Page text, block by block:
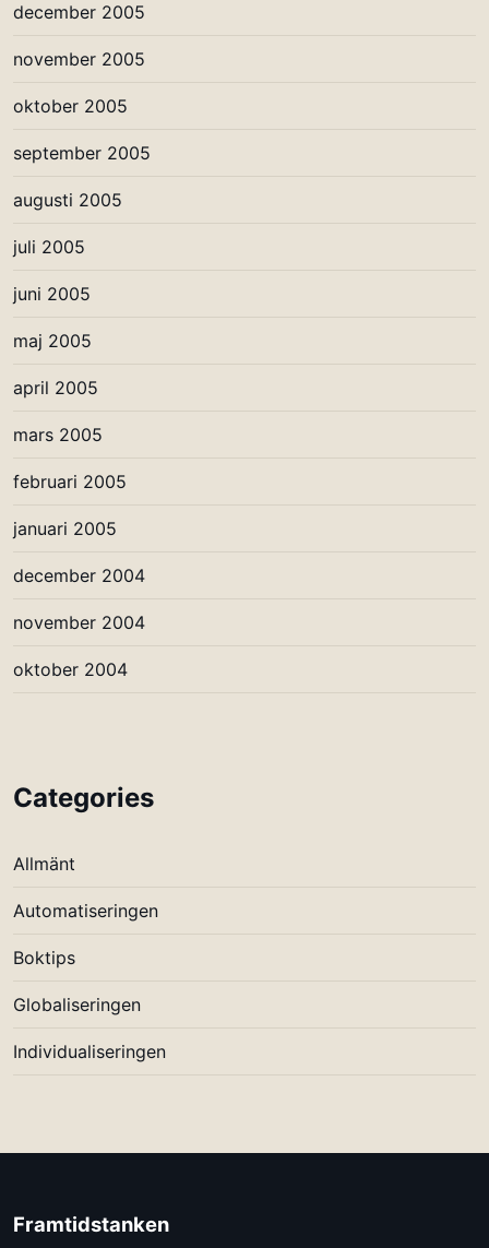
december 2005
november 2005
oktober 2005
september 2005
augusti 2005
juli 2005
juni 2005
maj 2005
april 2005
mars 2005
februari 2005
januari 2005
december 2004
november 2004
oktober 2004
Categories
Allmänt
Automatiseringen
Boktips
Globaliseringen
Individualiseringen
Framtidstanken